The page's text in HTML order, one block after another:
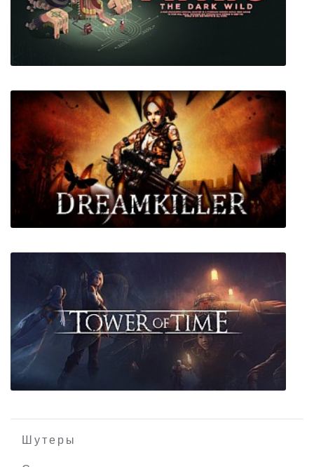
Haimrik
Atrio: The Dark Wild
Dreamkiller: Демоны подсознания
Шутеры